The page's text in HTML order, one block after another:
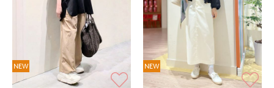
NEW NEW